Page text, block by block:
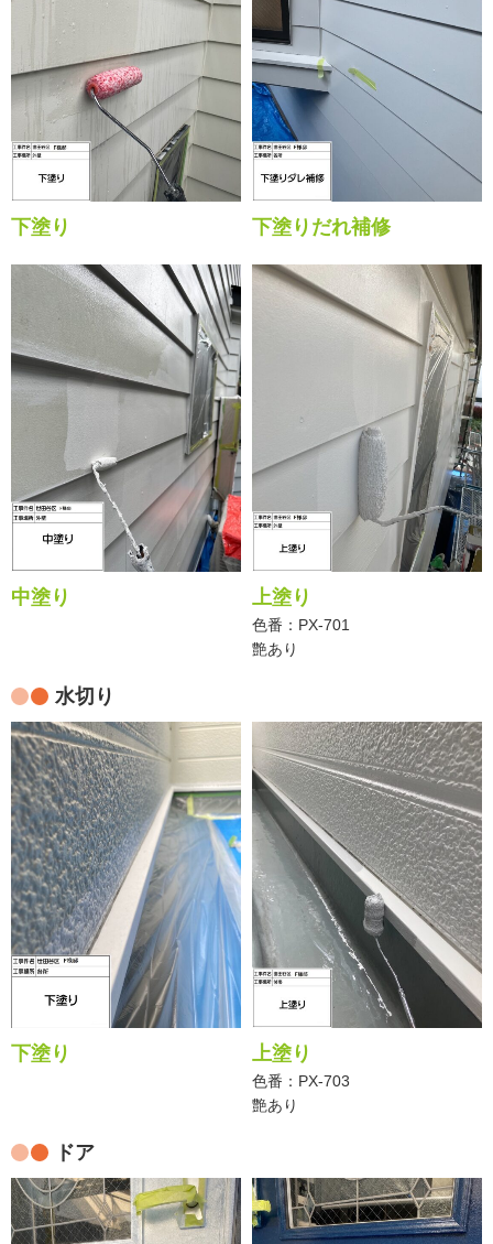
下塗り 下塗りだれ補修
中塗り 上塗り
色番：PX-701
艶あり
水切り
下塗り 上塗り
色番：PX-703
艶あり
ドア